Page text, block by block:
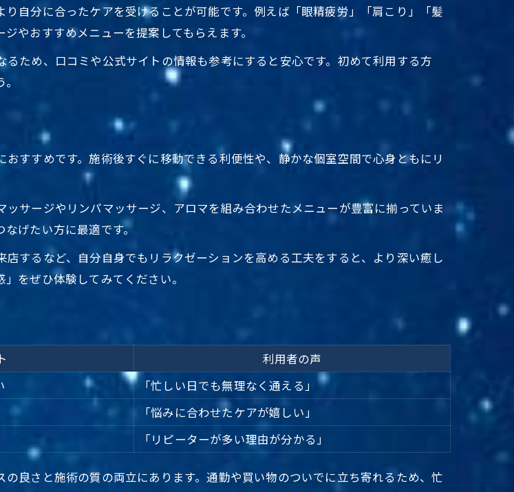
ドスパ駅近く利用で得られる効果
におすすめの選び方
自分に合ったケアを受けることが可能です。例えば「眼精疲労」「肩こり」「髪
やおすすめメニューを提案してもらえます。
ため、口コミや公式サイトの情報も参考にすると安心です。初めて利用する方
すすめです。施術後すぐに移動できる利便性や、静かな個室空間で心身ともにリ
サージやリンパマッサージ、アロマを組み合わせたメニューが豊富に揃っていま
げたい方に最適です。
するなど、自分自身でもリラクゼーションを高める工夫をすると、より深い癒し
をぜひ体験してみてください。
利用者の声
「忙しい日でも無理なく通える」
「悩みに合わせたケアが嬉しい」
「リピーターが多い理由が分かる」
良さと施術の質の両立にあります。通勤や買い物のついでに立ち寄れるため、忙